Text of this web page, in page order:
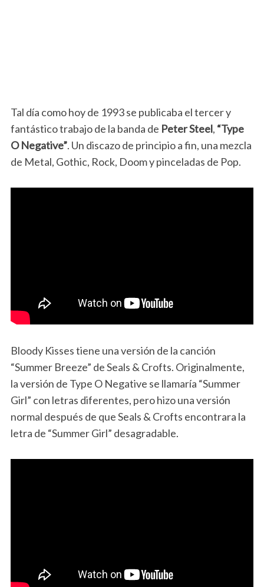
Tal día como hoy de 1993 se publicaba el tercer y
fantástico trabajo de la banda de Peter Steel, “Type
O Negative”. Un discazo de principio a fin, una mezcla
de Metal, Gothic, Rock, Doom y pinceladas de Pop.
Bloody Kisses tiene una versión de la canción
“Summer Breeze” de Seals & Crofts. Originalmente,
la versión de Type O Negative se llamaría “Summer
Girl” con letras diferentes, pero hizo una versión
normal después de que Seals & Crofts encontrara la
letra de “Summer Girl” desagradable.